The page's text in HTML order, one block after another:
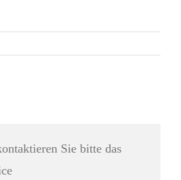
Sie bitte das